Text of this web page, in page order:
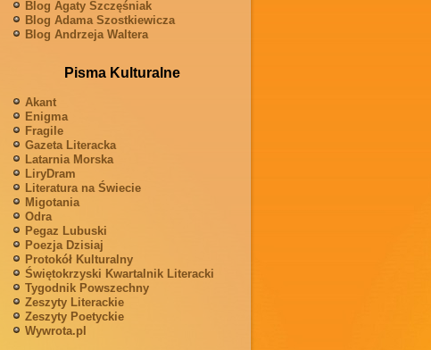
Blog Agaty Szczęśniak
Blog Adama Szostkiewicza
Blog Andrzeja Waltera
Pisma Kulturalne
Akant
Enigma
Fragile
Gazeta Literacka
Latarnia Morska
LiryDram
Literatura na Świecie
Migotania
Odra
Pegaz Lubuski
Poezja Dzisiaj
Protokół Kulturalny
Świętokrzyski Kwartalnik Literacki
Tygodnik Powszechny
Zeszyty Literackie
Zeszyty Poetyckie
Wywrota.pl